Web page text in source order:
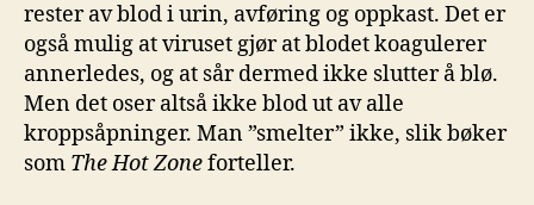
rester av blod i urin, avføring og oppkast. Det er
også mulig at viruset gjør at blodet koagulerer
annerledes, og at sår dermed ikke slutter å blø.
Men det oser altså ikke blod ut av alle
kroppsåpninger. Man ”smelter” ikke, slik bøker
som The Hot Zoneforteller.